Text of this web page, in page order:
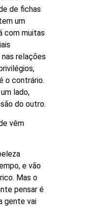
de fichas
um
com muitas
relações
o contrário.
lado,
do outro.
vêm
e vão
Mas o
pensar é
gente vai